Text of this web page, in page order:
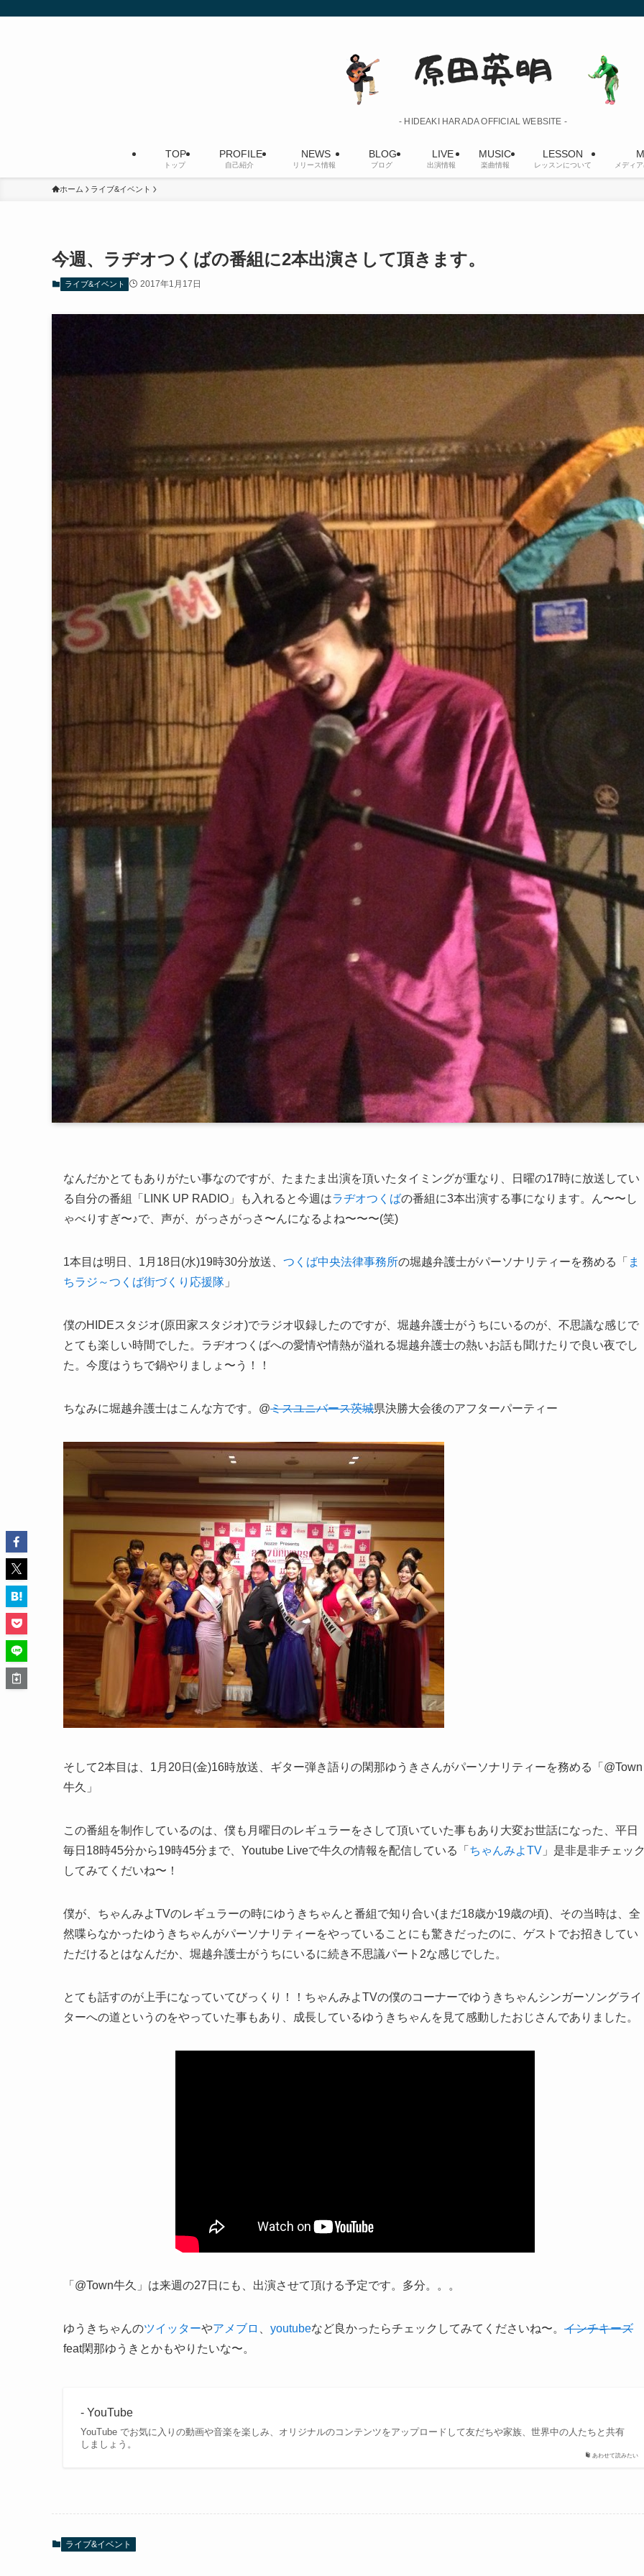
- HIDEAKI HARADA OFFICIAL WEBSITE -
TOP
トップ
PROFILE
自己紹介
NEWS
リリース情報
BLOG
ブログ
LIVE
出演情報
MUSIC
楽曲情報
LESSON
レッスンについて メディ
ホーム ライブ&イベント
今週、ラヂオつくばの番組に2本出演さして頂きます。
ライブ&イベント 2017年1月17日
なんだかとてもありがたい事なのですが、たまたま出演を頂いたタイミングが重なり、日曜の17時に放送してい
る自分の番組「LINK UP RADIO」も入れると今週はラヂオつくばの番組に3本出演する事になります。ん〜〜し
ゃべりすぎ〜♪で、声が、がっさがっさ〜んになるよね〜〜〜(笑)
1本目は明日、1月18日(水)19時30分放送、 つくば中央法律事務所の堀越弁護士がパーソナリティーを務める「 ま
ちラジ～つくば街づくり応援隊 」
僕のHIDEスタジオ(原田家スタジオ)でラジオ収録したのですが、堀越弁護士がうちにいるのが、不思議な感じで
とても楽しい時間でした。ラヂオつくばへの愛情や情熱が溢れる堀越弁護士の熱いお話も聞けたりで良い夜でし
た。今度はうちで鍋やりましょ〜う！！
ちなみに堀越弁護士はこんな方です。@ミスユニバース茨城県決勝大会後のアフターパーティー
そして2本目は、1月20日(金)16時放送、ギター弾き語りの閑那ゆうきさんがパーソナリティーを務める「@Town
牛久」
この番組を制作しているのは、僕も月曜日のレギュラーをさして頂いていた事もあり大変お世話になった、平日
毎日18時45分から19時45分まで、Youtube Liveで牛久の情報を配信している「 ちゃんみよTV 」是非是非チェッ
してみてくだいね〜！
僕が、ちゃんみよTVのレギュラーの時にゆうきちゃんと番組で知り合い(まだ18歳か19歳の頃)、その当時は、全
然喋らなかったゆうきちゃんがパーソナリティーをやっていることにも驚きだったのに、ゲストでお招きしてい
ただけるとはなんだか、堀越弁護士がうちにいるに続き不思議パート2な感じでした。
とても話すのが上手になっていてびっくり！！ちゃんみよTVの僕のコーナーでゆうきちゃんシンガーソングライ
ターへの道というのをやっていた事もあり、成長しているゆうきちゃんを見て感動したおじさんでありました。
「@Town牛久」は来週の27日にも、出演させて頂ける予定です。多分。。。
ゆうきちゃんのツイッターやアメブロ youtubeなど良かったらチェックしてみてくださいね〜。 インチキーズ
feat閑那ゆうきとかもやりたいな〜。
あわせて読みたい
- YouTube
YouTube でお気に入りの動画や音楽を楽しみ、オリジナルのコンテンツをアップロードして友だちや家族、世界中の人たちと共有
しましょう。
ライブ&イベント